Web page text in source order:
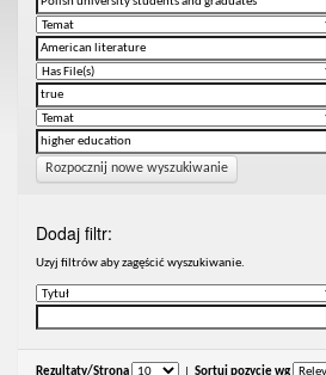
Rozpocznij nowe wyszukiwanie
Dodaj filtr:
Uzyj filtrów aby zagęścić wyszukiwanie.
Rezultaty/Strona Sortuj pozycje wg